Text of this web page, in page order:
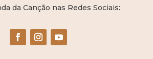
da Canção nas Redes Sociais: